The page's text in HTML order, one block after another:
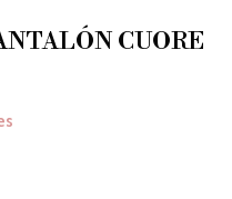
CUORE